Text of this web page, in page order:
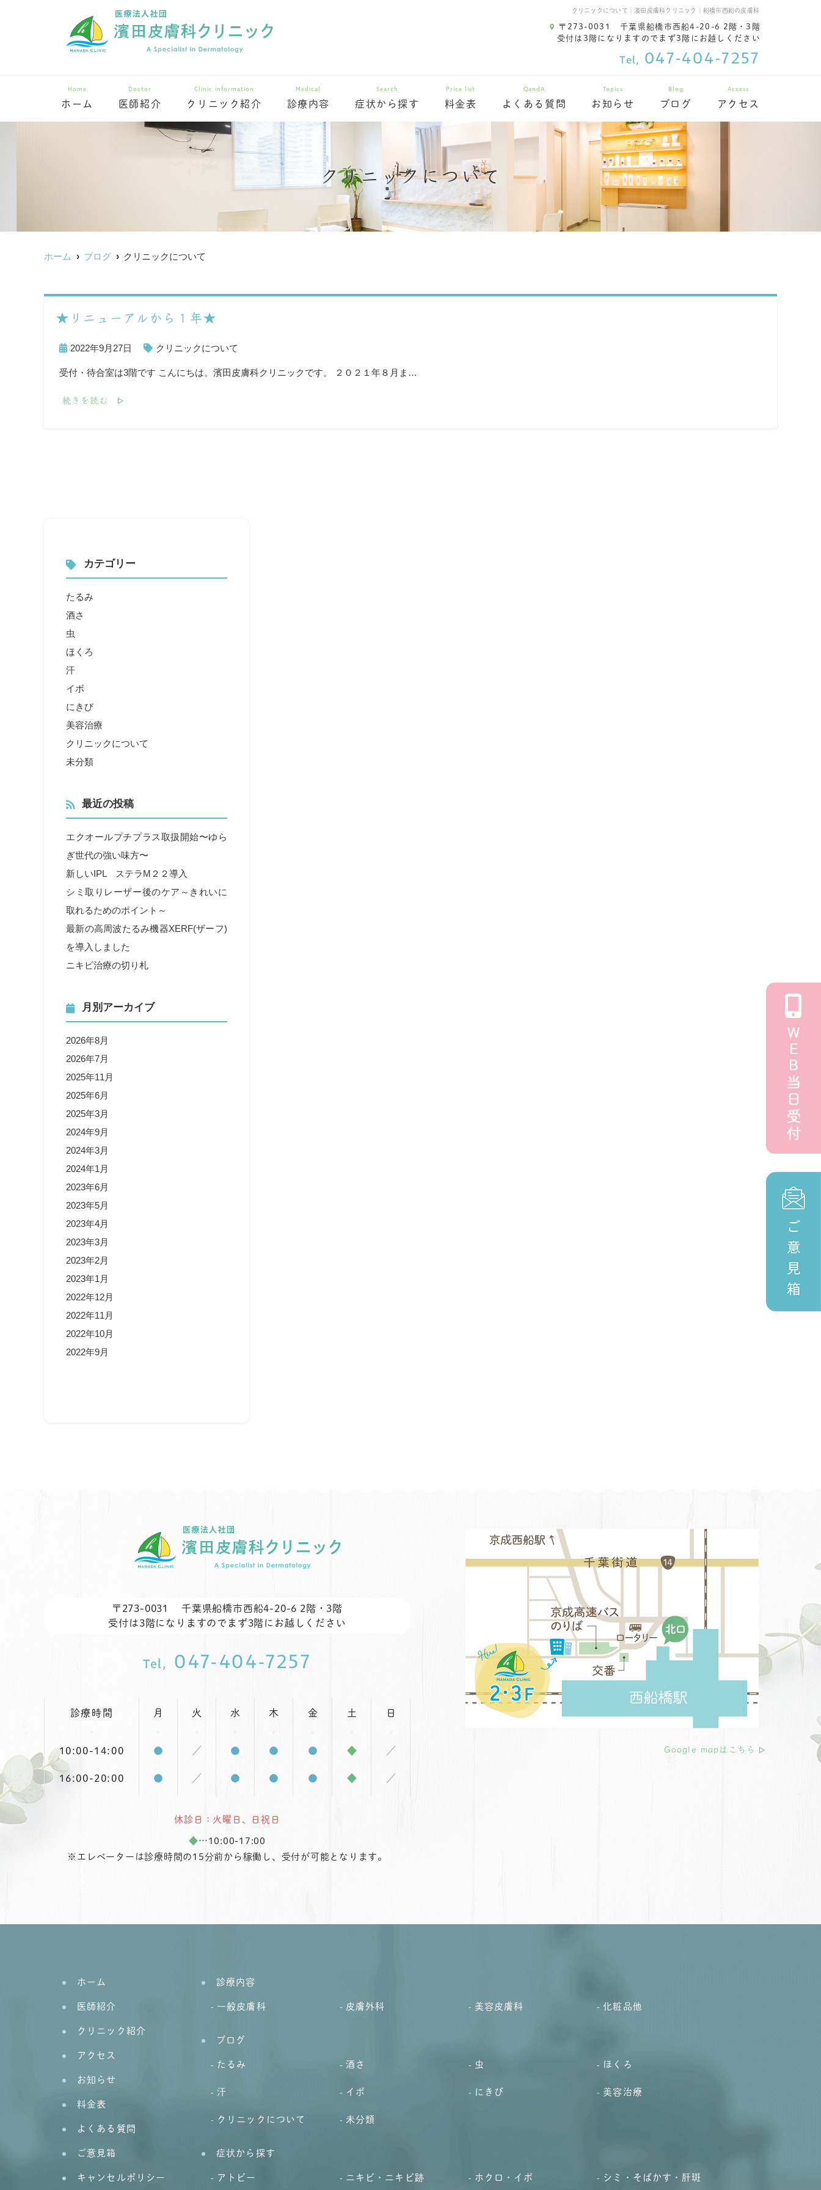
クリニックについて｜濱田皮膚科クリニック｜船橋市西船の皮膚科
〒273-0031
千葉県船橋市西船4-20-6 2階・3階
受付は3階になりますのでまず3階にお越しください
Tel, 047-404-7257
Home
ホーム
Doctor
医師紹介
Clinic information
クリニック紹介
Medical
診療内容
Search
症状から探す
Price list
料金表
QandA
よくある質問
Topics
お知らせ
Blog
ブログ
Access
アクセス
クリニックについて
ホーム ブログ クリニックについて
★リニューアルから１年★
2022年9月27日 クリニックについて
受付・待合室は3階です こんにちは。濱田皮膚科クリニックです。 ２０２１年８月ま…
続きを読む
カテゴリー
たるみ
酒さ
虫
ほくろ
汗
イボ
にきび
美容治療
クリニックについて
未分類
最近の投稿
エクオールプチプラス取扱開始〜ゆら
ぎ世代の強い味方〜
新しいIPL ステラM２２導入
シミ取りレーザー後のケア～きれいに
取れるためのポイント～
最新の高周波たるみ機器XERF(ザーフ)
を導入しました
ニキビ治療の切り札
月別アーカイブ
2026年8月
2026年7月
2025年11月
2025年6月
2025年3月
2024年9月
2024年3月
2024年1月
2023年6月
2023年5月
2023年4月
2023年3月
2023年2月
2023年1月
2022年12月
2022年11月
2022年10月
2022年9月
〒273-0031
千葉県船橋市西船4-20-6 2階・3階
受付は3階になりますのでまず3階にお越しください
Tel, 047-404-7257
診療時間 月 火 水 木 金 土 日
10:00-14:00 ● ／ ● ● ● ◆ ／
16:00-20:00 ● ／ ● ● ● ◆ ／
休診日：火曜日、日祝日
◆…10:00-17:00
※エレベーターは診療時間の15分前から稼働し、受付が可能となります。
Google mapはこちら
ホーム
医師紹介
クリニック紹介
アクセス
お知らせ
料金表
よくある質問
ご意見箱
キャンセルポリシー
診療内容
一般皮膚科 皮膚外科 美容皮膚科 化粧品他
ブログ
たるみ 酒さ 虫 ほくろ
汗 イボ にきび 美容治療
クリニックについて 未分類
症状から探す
アトピー ニキビ・ニキビ跡 ホクロ・イボ シミ・そばかす・肝斑